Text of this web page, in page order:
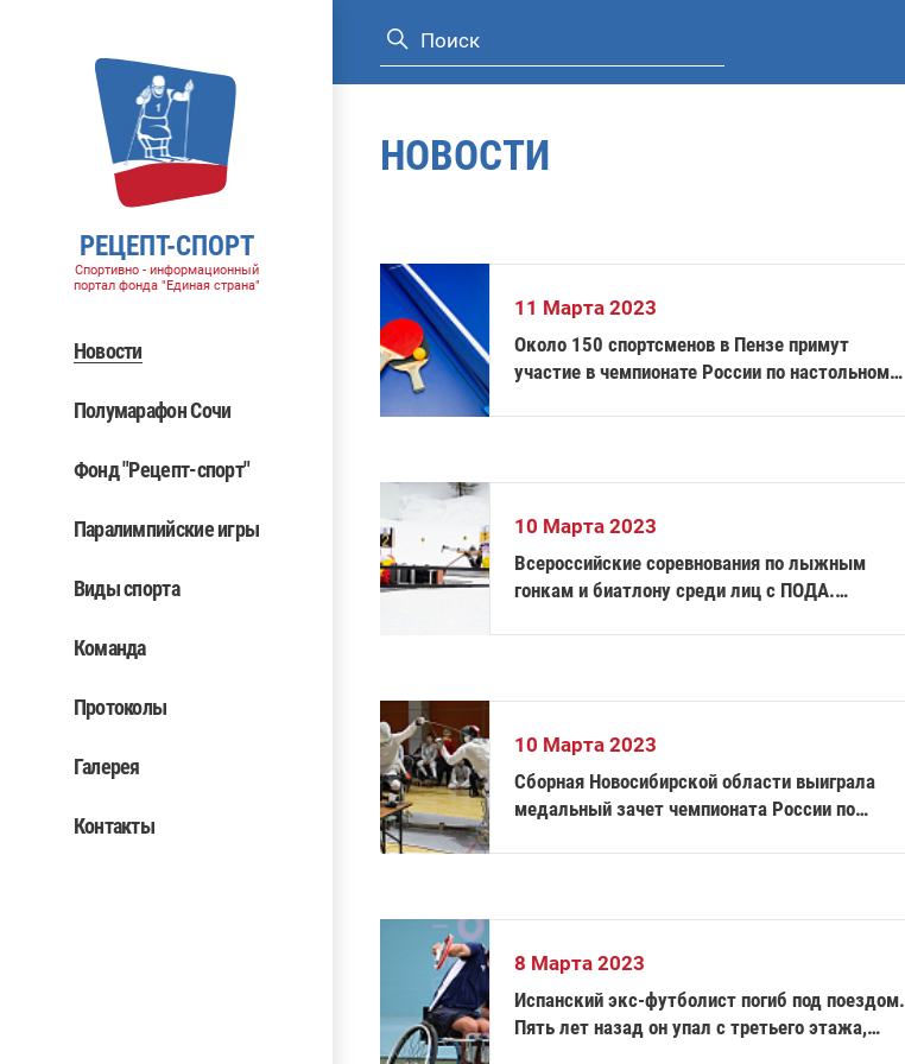
РЕЦЕПТ-СПОРТ
Спортивно - информационный
портал фонда "Единая страна"
Новости
Полумарафон Сочи
Фонд "Рецепт-спорт"
Паралимпийские игры
Виды спорта
Команда
Протоколы
Галерея
Контакты
НОВОСТИ
11 Марта 2023
Около 150 спортсменов в Пензе примут
участие в чемпионате России по настольному
10 Марта 2023
Всероссийские соревнования по лыжным
гонкам и биатлону среди лиц с ПОДА.
10 Марта 2023
Cборная Новосибирской области выиграла
медальный зачет чемпионата России по
8 Марта 2023
Испанский экс-футболист погиб под поездом.
Пять лет назад он упал с третьего этажа,